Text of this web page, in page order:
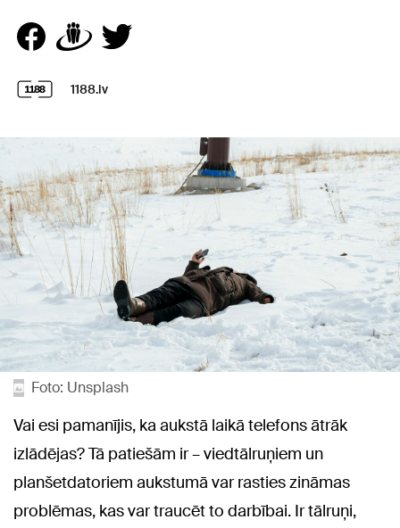
1188.lv
Foto: Unsplash
Vai esi pamanījis, ka aukstā laikā telefons ātrāk
izlādējas? Tā patiešām ir – viedtālruņiem un
planšetdatoriem aukstumā var rasties zināmas
problēmas, kas var traucēt to darbībai. Ir tālruņi,